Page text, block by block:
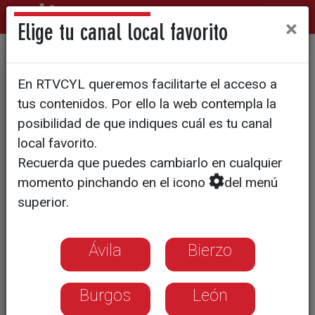
Márketing de emboscada
para los productos del
Mundial
La Junta de Castilla y León ha
aprovechado el tirón de la Selección
Española a través del patrocinio de su
Elige tu canal local favorito ×
En RTVCYL queremos facilitarte el acceso a
tus contenidos. Por ello la web contempla la
posibilidad de que indiques cuál es tu canal
local favorito.
Recuerda que puedes cambiarlo en cualquier
momento pinchando en el icono
del menú
superior.
Ávila Bierzo
Burgos León